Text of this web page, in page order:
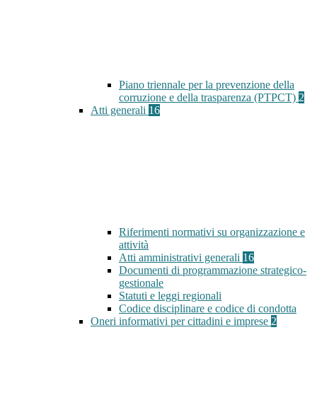
Piano triennale per la prevenzione della
corruzione e della trasparenza (PTPCT) 2
Atti generali 16
Riferimenti normativi su organizzazione e
attività
Atti amministrativi generali 16
Documenti di programmazione strategico-
gestionale
Statuti e leggi regionali
Codice disciplinare e codice di condotta
Oneri informativi per cittadini e imprese 2